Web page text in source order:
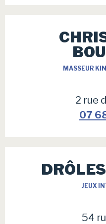
MASSEUR
2 rue
07
JEUX
54